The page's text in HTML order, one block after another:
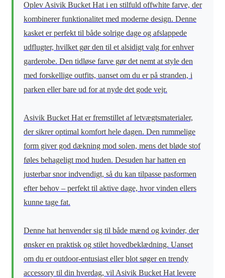
Oplev Asivik Bucket Hat i en stilfuld offwhite farve, der
kombinerer funktionalitet med moderne design. Denne
kasket er perfekt til både solrige dage og afslappede
udflugter, hvilket gør den til et alsidigt valg for enhver
garderobe. Den tidløse farve gør det nemt at style den
med forskellige outfits, uanset om du er på stranden, i
parken eller bare ud for at nyde det gode vejr.
Asivik Bucket Hat er fremstillet af letvægtsmaterialer,
der sikrer optimal komfort hele dagen. Den rummelige
form giver god dækning mod solen, mens det bløde stof
føles behageligt mod huden. Desuden har hatten en
justerbar snor indvendigt, så du kan tilpasse pasformen
efter behov – perfekt til aktive dage, hvor vinden ellers
kunne tage fat.
Denne hat henvender sig til både mænd og kvinder, der
ønsker en praktisk og stilet hovedbeklædning. Uanset
om du er outdoor-entusiast eller blot søger en trendy
accessory til din hverdag, vil Asivik Bucket Hat levere